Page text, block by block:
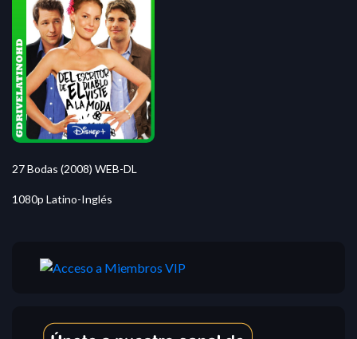
27 Bodas (2008) WEB-DL
1080p Latino-Inglés